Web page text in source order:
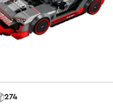
de 9 anos, amantes de
piloto da Ferrari, com
volante para encenar
apresenta o icônico
274